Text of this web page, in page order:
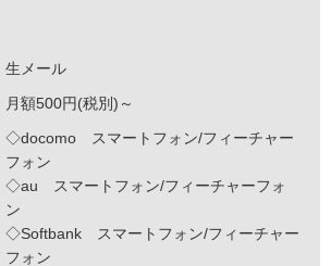
生メール
月額500円(税別)～
◇docomo スマートフォン/フィーチャー
フォン
◇au スマートフォン/フィーチャーフォ
ン
◇Softbank スマートフォン/フィーチャー
フォン